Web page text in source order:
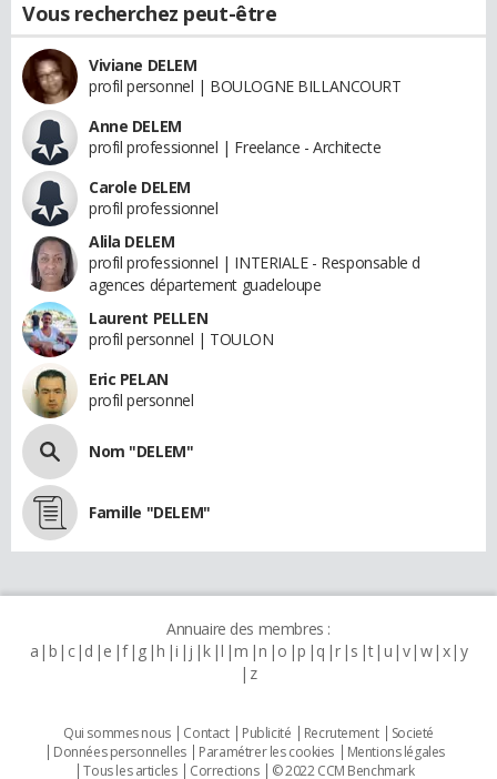
Vous recherchez peut-être
Viviane DELEM
profil personnel | BOULOGNE BILLANCOURT
Anne DELEM
profil professionnel | Freelance - Architecte
Carole DELEM
profil professionnel
Alila DELEM
profil professionnel | INTERIALE - Responsable d
agences département guadeloupe
Laurent PELLEN
profil personnel | TOULON
Eric PELAN
profil personnel
Nom "DELEM"
Famille "DELEM"
Annuaire des membres :
a b c d e f g h i j k l m n o p q r s t u v w x y
z
Qui sommes nous Contact Publicité Recrutement
Societé
Données personnelles
Paramétrer les cookies
Mentions légales
Tous les articles
Corrections © 2022 CCM Benchmark